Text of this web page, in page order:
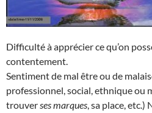
Difficulté à apprécier ce qu’on
contentement.
Sentiment de mal être ou de
professionnel, social, ethnique ou
trouverses marques, sa place, etc.)